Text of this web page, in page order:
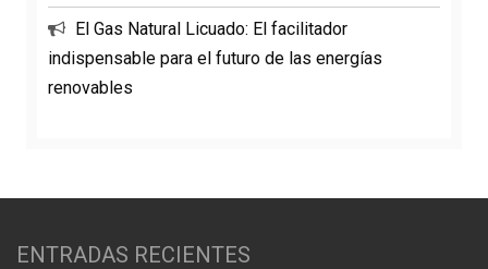
El Gas Natural Licuado: El facilitador
indispensable para el futuro de las energías
renovables
ENTRADAS RECIENTES